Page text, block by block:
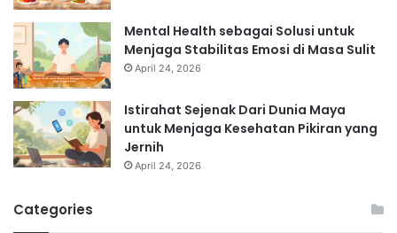
Mental Health sebagai Solusi untuk
Menjaga Stabilitas Emosi di Masa Sulit
April 24, 2026
Istirahat Sejenak Dari Dunia Maya
untuk Menjaga Kesehatan Pikiran yang
Jernih
April 24, 2026
Categories